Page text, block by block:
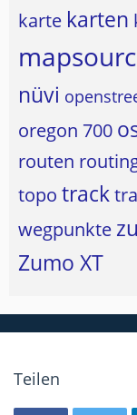
karte karten
nüvi
oregon 700
routen
topo track
wegpunkte
Zumo XT
Teilen